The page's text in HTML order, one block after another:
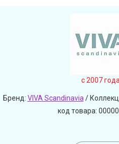
c 2007 года
Бренд: VIVA Scandinavia /
код товара: